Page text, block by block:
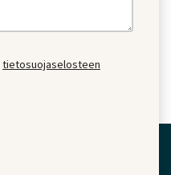
tietosuojaselosteen